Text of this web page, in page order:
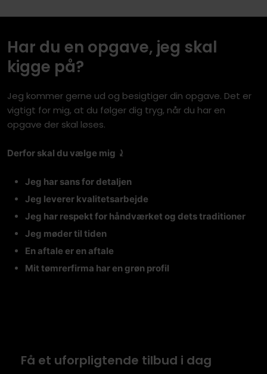
Har du en opgave, jeg skal
kigge på?
Jeg kommer gerne ud og besigtiger din opgave. Det er
vigtigt for mig, at du følger dig tryg, når du har en
opgave der skal løses.
​Derfor skal du vælge mig ⤸
Jeg har sans for detaljen
Jeg leverer kvalitetsarbejde
Jeg har respekt for håndværket og dets traditioner
Jeg møder til tiden
En aftale er en aftale
​Mit tømrerfirma har en grøn profil
Få et uforpligtende tilbud i dag